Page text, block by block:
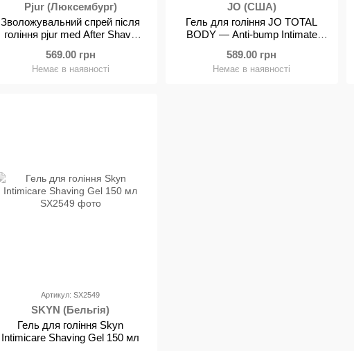
Pjur (Люксембург)
Зволожувальний спрей після
гоління pjur med After Shave
вітаміном B5 та алое
569.00 грн
Немає в наявності
JO (США)
Гель для гоління JO TOTAL
BODY — Anti-bump Intimate
зволожувальний
589.00 грн
Немає в наявності
Артикул: SX2549
SKYN (Бельгія)
Гель для гоління Skyn
Intimicare Shaving Gel 150 мл